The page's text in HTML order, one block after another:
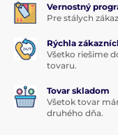
Vernostný
Pre stálych
Rýchla
Všetko riešime
tovaru.
Tovar skladom
Všetok tovar
druhého dňa.